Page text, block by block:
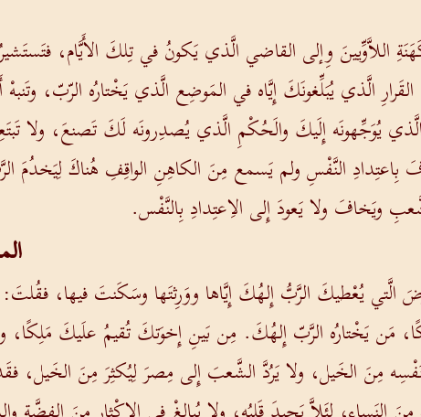
اللاَّوِّيينَ وِإلى القاضي الَّذي يَكونُ في تِلكَ الأَيَّام،
الَّذي يُبَلِّغونَكَ إِيَّاه في المَوضِع الَّذي يَخْتارُه الرّبّ،
يُوَجِّهونَه إِلَيكَ والَحُكْمِ الَّذي يُصدِرونَه لَكَ تَصنعَ، ولا
النَّفْسِ ولم يَسمع مِنَ الكاهِنِ الواقِفِ هُناكَ لِيَخدُمَ
ويَخافَ ولا يَعودَ إِلى الاِعتِدادِ بِالنَّفْس.
الَّتي يُعْطيكَ الرَّبُّ إِلهُكَ إِيَّاها ووَرِثتَها وسَكَنتَ فيها،
مَن يَخْتارُه الرَّبّ إِلهُكَ. مِن بَينِ إِخوَتكَ تُقيمُ علَيكَ
مِنَ الخَيل، ولا يَرُدَّ الشَّعبَ إِلى مِصرَ لِيُكثِرَ مِنَ الخَيل،